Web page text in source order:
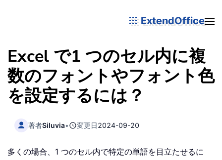
ExtendOffice
Excel で1 つのセル内に複
数のフォントやフォント色
を設定するには？
著者Siluvia• 変更日2024-09-20
多くの場合、1 つのセル内で特定の単語を目立たせるに